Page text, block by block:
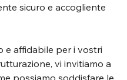
sicuro e accogliente
e affidabile per i vostri
vi invitiamo a
possiamo soddisfare le